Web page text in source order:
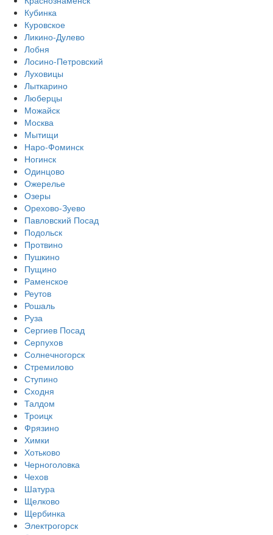
Кубинка
Куровское
Ликино-Дулево
Лобня
Лосино-Петровский
Луховицы
Лыткарино
Люберцы
Можайск
Москва
Мытищи
Наро-Фоминск
Ногинск
Одинцово
Ожерелье
Озеры
Орехово-Зуево
Павловский Посад
Подольск
Протвино
Пушкино
Пущино
Раменское
Реутов
Рошаль
Руза
Сергиев Посад
Серпухов
Солнечногорск
Стремилово
Ступино
Сходня
Талдом
Троицк
Фрязино
Химки
Хотьково
Черноголовка
Чехов
Шатура
Щелково
Щербинка
Электрогорск